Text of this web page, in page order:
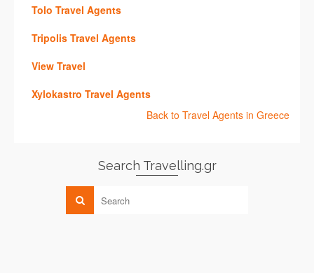
Tolo Travel Agents
Tripolis Travel Agents
View Travel
Xylokastro Travel Agents
Back to Travel Agents in Greece
Search Travelling.gr